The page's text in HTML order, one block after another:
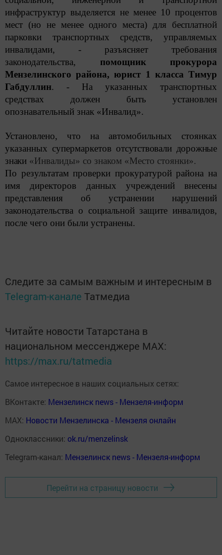
инфраструктур выделяется не менее 10 процентов
мест (но не менее одного места) для бесплатной
парковки транспортных средств, управляемых
инвалидами, - разъясняет требования
законодательства, помощник прокурора
Мензелинского района, юрист 1 класса Тимур
Габдуллин. - На указанных транспортных
средствах должен быть установлен
опознавательный знак «Инвалид».
Установлено, что на автомобильных стоянках
указанных супермаркетов отсутствовали дорожные
знаки «Инвалиды» со знаком «Место стоянки».
По результатам проверки прокуратурой района на
имя директоров данных учреждений внесены
представления об устранении нарушений
законодательства о социальной защите инвалидов,
после чего они были устранены.
Следите за самым важным и интересным в
Telegram-канале Татмедиа
Читайте новости Татарстана в
национальном мессенджере MАХ:
https://max.ru/tatmedia
Самое интересное в наших социальных сетях:
ВКонтакте: Мензелинск news - Мензеля-информ
MAX: Новости Мензелинска - Мензеля онлайн
Одноклассники: ok.ru/menzelinsk
Telegram-канал: Мензелинск news - Мензеля-информ
Перейти на страницу новости